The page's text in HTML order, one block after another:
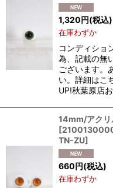
1,320円(税込)
在庫わずか
コンディショ
為、記載の無
ございます。
い。詳細はこ
UP!秋葉原店
14mm/アク
[
TN-ZU]
660円(税込)
在庫わずか